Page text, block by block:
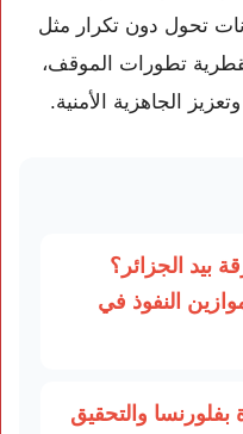
تحول دون تكرار مثل
تطورات الموقف،
الجاهزية الأمنية.
بيد الجزائر؟
النفوذ في
والتحقيق